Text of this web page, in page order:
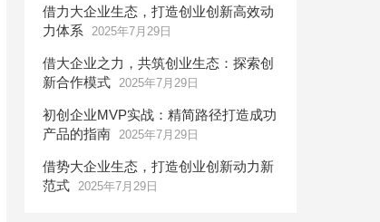
借力大企业生态，打造创业创新高效动
力体系
2025年7月29日
借大企业之力，共筑创业生态：探索创
新合作模式 2025年7月29日
初创企业MVP实战：精简路径打造成功
产品的指南 2025年7月29日
借势大企业生态，打造创业创新动力新
范式 2025年7月29日